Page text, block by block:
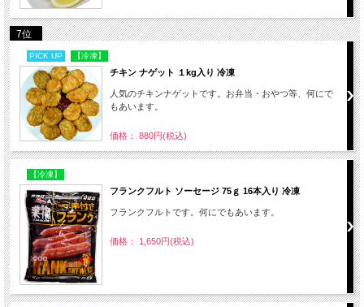
7位
PICK UP 【冷凍】
チキン ナゲット １kg入り 冷凍
人気のチキンナゲットです。お弁当・おやつ等、何にで
もあいます。
価格： 880円(税込)
【冷凍】
フランクフルト ソーセージ 75ｇ 16本入り 冷凍
フランクフルトです。何にでもあいます。
価格： 1,650円(税込)